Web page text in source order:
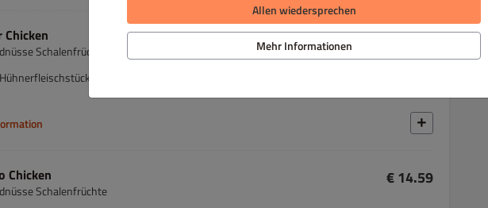
Schalenfrüchte
€ 14.90
mit leckeren Gewürzen in einer sahnigen Butter-Tomaten-Currysoße
Chicken
Schalenfrüchte
€ 14.59
Allen wiedersprechen
Mehr Informationen